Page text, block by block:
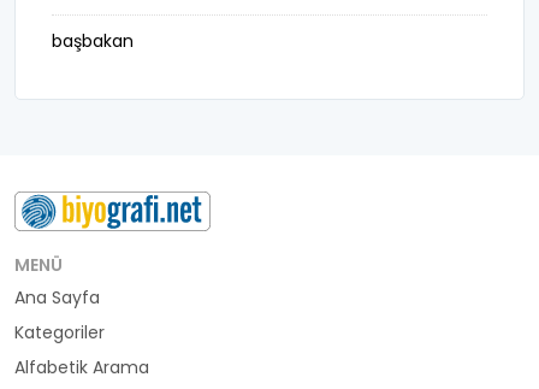
başbakan
belediye başkanı
buluş
bürokrat
büyükelçi
cumhurbaşkanı
MENÜ
Ana Sayfa
Kategoriler
Alfabetik Arama